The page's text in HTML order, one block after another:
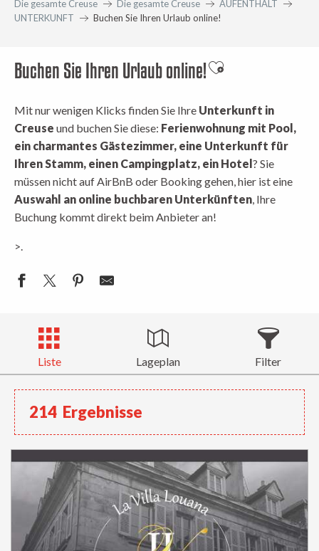
Die gesamte Creuse Die gesamte Creuse
AUFENTHALT
UNTERKUNFT
Buchen Sie Ihren Urlaub online!
Buchen Sie Ihren Urlaub online!Ajouter aux
Mit nur wenigen Klicks finden Sie Ihre Unterkunft in
Creuse und buchen Sie diese: Ferienwohnung mit Pool,
ein charmantes Gästezimmer, eine Unterkunft für
Ihren Stamm, einen Campingplatz, ein Hotel ? Sie
müssen nicht auf AirBnB oder Booking gehen, hier ist eine
Auswahl an online buchbaren Unterkünften, Ihre
Buchung kommt direkt beim Anbieter an!
>.
Liste Lageplan Filter
214 Ergebnisse